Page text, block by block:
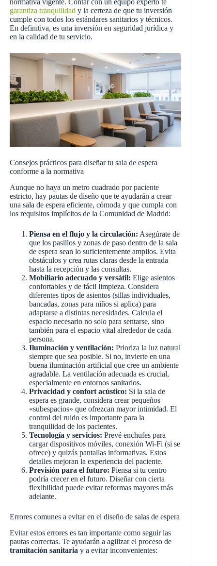
normativa vigente. Contar con un equipo experto te
garantiza tranquilidad y la certeza de que tu inversión
cumple con todos los estándares sanitarios y técnicos.
En definitiva, es una inversión en seguridad jurídica y
en la calidad de tu servicio.
Consejos prácticos para diseñar tu sala de espera
conforme a la normativa
Aunque no haya un metro cuadrado por paciente
estricto, hay pautas de diseño que te ayudarán a crear
una sala de espera eficiente, cómoda y que cumpla con
los requisitos implícitos de la Comunidad de Madrid:
Piensa en el flujo y la circulación: Asegúrate de
que los pasillos y zonas de paso dentro de la sala
de espera sean lo suficientemente amplios. Evita
obstáculos y crea rutas claras desde la entrada
hasta la recepción y las consultas.
Mobiliario adecuado y versátil: Elige asientos
confortables y de fácil limpieza. Considera
diferentes tipos de asientos (sillas individuales,
bancadas, zonas para niños si aplica) para
adaptarse a distintas necesidades. Calcula el
espacio necesario no solo para sentarse, sino
también para el espacio vital alrededor de cada
persona.
Iluminación y ventilación: Prioriza la luz natural
siempre que sea posible. Si no, invierte en una
buena iluminación artificial que cree un ambiente
agradable. La ventilación adecuada es crucial,
especialmente en entornos sanitarios.
Privacidad y confort acústico: Si la sala de
espera es grande, considera crear pequeños
«subespacios» que ofrezcan mayor intimidad. El
control del ruido es importante para la
tranquilidad de los pacientes.
Tecnología y servicios: Prevé enchufes para
cargar dispositivos móviles, conexión Wi-Fi (si se
ofrece) y quizás pantallas informativas. Estos
detalles mejoran la experiencia del paciente.
Previsión para el futuro: Piensa si tu centro
podría crecer en el futuro. Diseñar con cierta
flexibilidad puede evitar reformas mayores más
adelante.
Errores comunes a evitar en el diseño de salas de espera
Evitar estos errores es tan importante como seguir las
pautas correctas. Te ayudarán a agilizar el proceso de
tramitación sanitaria y a evitar inconvenientes: